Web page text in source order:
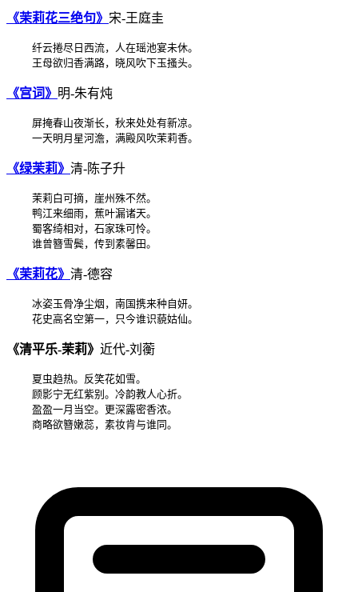
《茉莉花三绝句》 宋-王庭圭
    纤云捲尽日西流，人在瑶池宴未休。
《宫词》 明-朱有炖
    屏掩春山夜渐长，秋来处处有新凉。
《绿茉莉》 清-陈子升
    茉莉白可摘，崖州殊不然。
    鸭江来细雨，蕉叶漏诸天。
    蜀客绮相对，石家珠可怜。
《茉莉花》 清-德容
    冰姿玉骨净尘烟，南国携来种自妍。
《清平乐-茉莉》 近代-刘蘅
    夏虫趋热。反笑花如雪。
    顾影宁无红紫别。冷韵教人心折。
    盈盈一月当空。更深露密香浓。